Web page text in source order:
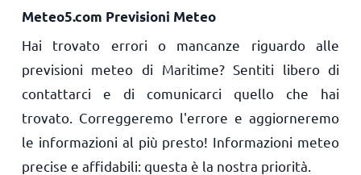
Meteo5.com Previsioni Meteo
Hai trovato errori o mancanze riguardo alle
previsioni meteo di Maritime? Sentiti libero di
contattarci e di comunicarci quello che hai
trovato. Correggeremo l'errore e aggiorneremo
le informazioni al più presto! Informazioni meteo
precise e affidabili: questa è la nostra priorità.